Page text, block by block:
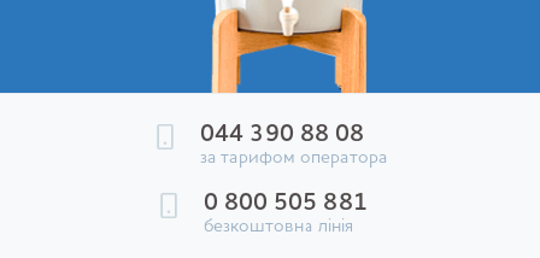
044 390 88 08
за тарифом оператора
0 800 505 881
безкоштовна лінія